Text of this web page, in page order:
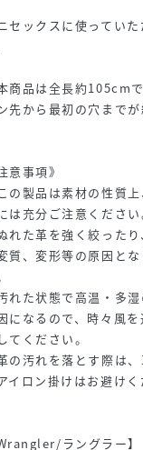
セックスに使ってい
商品は全長約105cmで
先から最初の穴まで
意事項》
の製品は素材の性質
は充分ご注意ください
れた革を強く絞った
質、変形等の原因と
れた状態で高温・多
になるので、時々風
てください。
の汚れを落とす際は、
イロン掛けはお避けく
ラングラー】